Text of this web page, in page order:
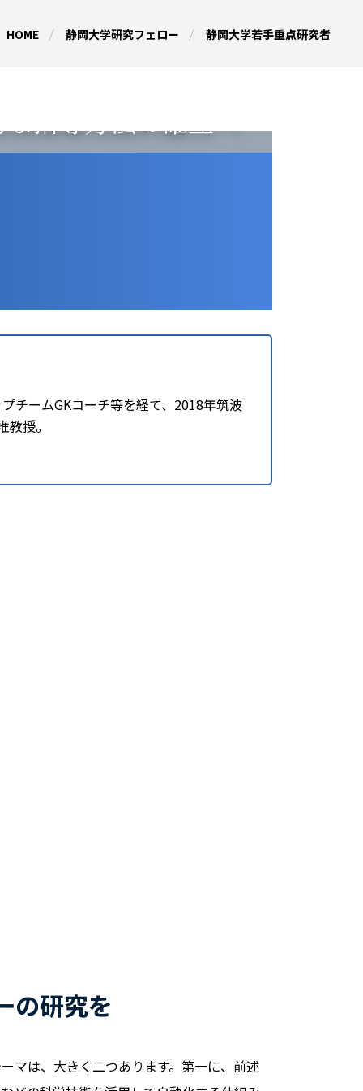
HOME 静岡大学研究フェロー 静岡大学若手重点研究者
指導方法の確立へ
チームGKコーチ等を経て、2018年筑波
授。
の研究を
マは、大きく二つあります。第一に、前述